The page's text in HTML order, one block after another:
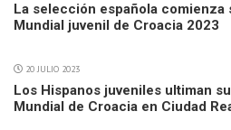
La selección española comienza
Mundial juvenil de Croacia 2023
20 JULIO 2023
Los Hispanos juveniles ultiman
Mundial de Croacia en Ciudad